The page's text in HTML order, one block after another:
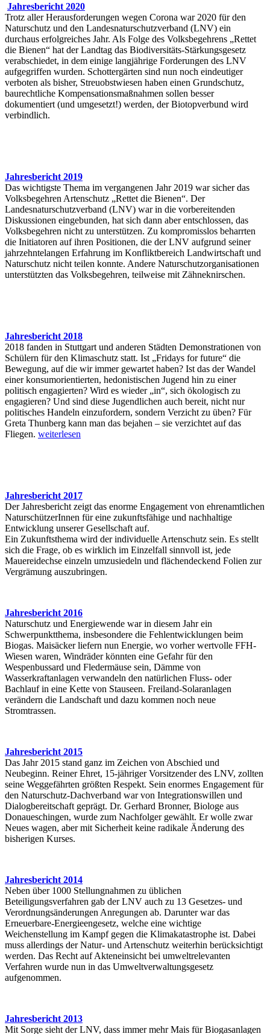
Jahresbericht 2020
Trotz aller Herausforderungen wegen Corona war 2020 für den
Naturschutz und den Landesnaturschutzverband (LNV) ein
durchaus erfolgreiches Jahr. Als Folge des Volksbegehrens „Rettet
die Bienen“ hat der Landtag das Biodiversitäts-Stärkungsgesetz
verabschiedet, in dem einige langjährige Forderungen des LNV
aufgegriffen wurden. Schottergärten sind nun noch eindeutiger
verboten als bisher, Streuobstwiesen haben einen Grundschutz,
baurechtliche Kompensationsmaßnahmen sollen besser
dokumentiert (und umgesetzt!) werden, der Biotopverbund wird
verbindlich.
Jahresbericht 2019
Das wichtigste Thema im vergangenen Jahr 2019 war sicher das
Volksbegehren Artenschutz „Rettet die Bienen“. Der
Landesnaturschutzverband (LNV) war in die vorbereitenden
Diskussionen eingebunden, hat sich dann aber entschlossen, das
Volksbegehren nicht zu unterstützen. Zu kompromisslos beharrten
die Initiatoren auf ihren Positionen, die der LNV aufgrund seiner
jahrzehntelangen Erfahrung im Konfliktbereich Landwirtschaft und
Naturschutz nicht teilen konnte. Andere Naturschutzorganisationen
unterstützten das Volksbegehren, teilweise mit Zähneknirschen.
Jahresbericht 2018
2018 fanden in Stuttgart und anderen Städten Demonstrationen von
Schülern für den Klimaschutz statt. Ist „Fridays for future“ die
Bewegung, auf die wir immer gewartet haben? Ist das der Wandel
einer konsumorientierten, hedonistischen Jugend hin zu einer
politisch engagierten? Wird es wieder „in“, sich ökologisch zu
engagieren? Und sind diese Jugendlichen auch bereit, nicht nur
politisches Handeln einzufordern, sondern Verzicht zu üben? Für
Greta Thunberg kann man das bejahen – sie verzichtet auf das
Fliegen. weiterlesen
Jahresbericht 2017
Der Jahresbericht zeigt das enorme Engagement von ehrenamtlichen
NaturschützerInnen für eine zukunftsfähige und nachhaltige
Entwicklung unserer Gesellschaft auf.
Ein Zukunftsthema wird der individuelle Artenschutz sein. Es stellt
sich die Frage, ob es wirklich im Einzelfall sinnvoll ist, jede
Mauereidechse einzeln umzusiedeln und flächendeckend Folien zur
Vergrämung auszubringen.
Jahresbericht 2016
Naturschutz und Energiewende war in diesem Jahr ein
Schwerpunktthema, insbesondere die Fehlentwicklungen beim
Biogas. Maisäcker liefern nun Energie, wo vorher wertvolle FFH-
Wiesen waren, Windräder könnten eine Gefahr für den
Wespenbussard und Fledermäuse sein, Dämme von
Wasserkraftanlagen verwandeln den natürlichen Fluss- oder
Bachlauf in eine Kette von Stauseen. Freiland-Solaranlagen
verändern die Landschaft und dazu kommen noch neue
Stromtrassen.
Jahresbericht 2015
Das Jahr 2015 stand ganz im Zeichen von Abschied und
Neubeginn. Reiner Ehret, 15-jähriger Vorsitzender des LNV, zollten
seine Weggefährten größten Respekt. Sein enormes Engagement für
den Naturschutz-Dachverband war von Integrationswillen und
Dialogbereitschaft geprägt. Dr. Gerhard Bronner, Biologe aus
Donaueschingen, wurde zum Nachfolger gewählt. Er wolle zwar
Neues wagen, aber mit Sicherheit keine radikale Änderung des
bisherigen Kurses.
Jahresbericht 2014
Neben über 1000 Stellungnahmen zu üblichen
Beteiligungsverfahren gab der LNV auch zu 13 Gesetzes- und
Verordnungsänderungen Anregungen ab. Darunter war das
Erneuerbare-Energieengesetz, welche eine wichtige
Weichenstellung im Kampf gegen die Klimakatastrophe ist. Dabei
muss allerdings der Natur- und Artenschutz weiterhin berücksichtigt
werden. Das Recht auf Akteneinsicht bei umweltrelevanten
Verfahren wurde nun in das Umweltverwaltungsgesetz
aufgenommen.
Jahresbericht 2013
Mit Sorge sieht der LNV, dass immer mehr Mais für Biogasanlagen